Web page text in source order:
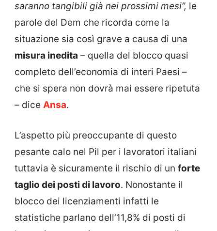
saranno tangibili già nei prossimi mesi”, le
parole del Dem che ricorda come la
situazione sia così grave a causa di una
misura inedita – quella del blocco quasi
completo dell’economia di interi Paesi –
che si spera non dovrà mai essere ripetuta
– dice Ansa.
L’aspetto più preoccupante di questo
pesante calo nel Pil per i lavoratori italiani
tuttavia è sicuramente il rischio di un forte
taglio dei posti di lavoro. Nonostante il
blocco dei licenziamenti infatti le
statistiche parlano dell’11,8% di posti di